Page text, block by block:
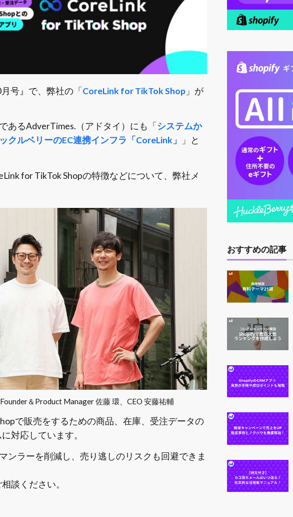
号』で、弊社の「 CoreLink for TikTok Shop 」が
あるAdverTimes.（アドタイ）にも「 システムか
ルベリーのEC連携インフラ「CoreLink」
」と
for TikTok Shopの特徴などについて、弊社メ
＆Product Manager 佐藤 環、CEO 安藤祐輔
で販売をするための商品、在庫、受注データの
対応しています。
ンラーを削減し、売り逃しのリスクも回避できま
談ください。
おすすめの記事